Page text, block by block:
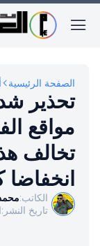
الصفحة الرئيسية
تحذير
مواقع
تخالف
انخفاضا
الكاتب:
تاريخ النشر: